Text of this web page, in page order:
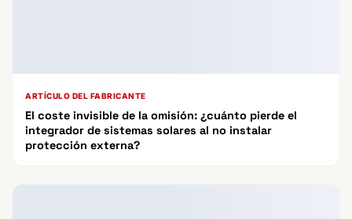
ARTÍCULO DEL FABRICANTE
El coste invisible de la omisión: ¿cuánto pierde el
integrador de sistemas solares al no instalar
protección externa?